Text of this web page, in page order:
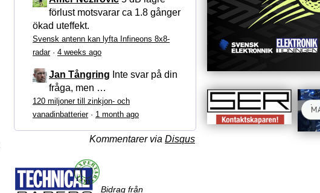
förlust motsvarar ca 1.8 gånger
ökad uteffekt.
Svensk antenn kan lyfta Infineons 8x8-
radar· 4 weeks ago
Jan Tångring Inte svar på din
fråga, men …
120 miljoner till zinkjon- och
vanadinbatterier· 1 month ago
Kommentarer via Disqus
Bidrag från